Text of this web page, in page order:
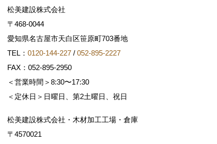
松美建設株式会社
〒468-0044
愛知県名古屋市天白区笹原町703番地
TEL： 0120-144-227 / 052-895-2227
FAX：052-895-2950
＜営業時間＞8:30〜17:30
＜定休日＞日曜日、第2土曜日、祝日
松美建設株式会社・木材加工工場・倉庫
〒4570021